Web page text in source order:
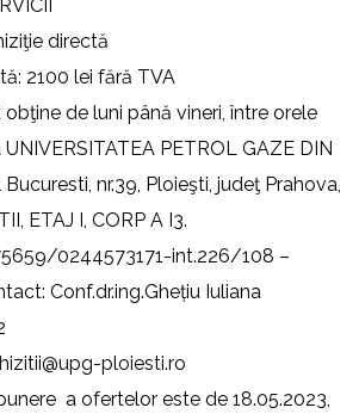
directă
2100 lei fără TVA
de luni până vineri, între orele
PETROL GAZE DIN
nr.39, Ploieşti, judeţ Prahova,
ETAJ I, CORP A I3.
0244573171-int.226/108 –
Conf.dr.ing.Ghețiu Iuliana
ploiesti.ro
a ofertelor este de 18.05.2023,